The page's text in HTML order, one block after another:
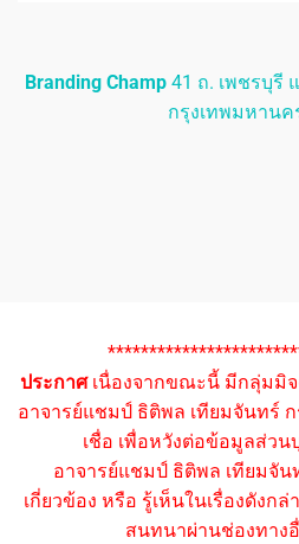
Branding Champ 41 ถ. เพชรบุรี
กรุงเทพมหานค
ประกาศเนื่องจากขณะนี้ มีกลุ่มมิ
อาจารย์แชมป์ ธิติพล เทียมจันทร์
เชื่อ เพื่อหวังต่อข้อมูลส่ว
อาจารย์แชมป์ ธิติพล เทียมจัน
เกี่ยวข้อง หรือ รู้เห็นในเรื่องดังก
สนทนาผ่านช่องทาง